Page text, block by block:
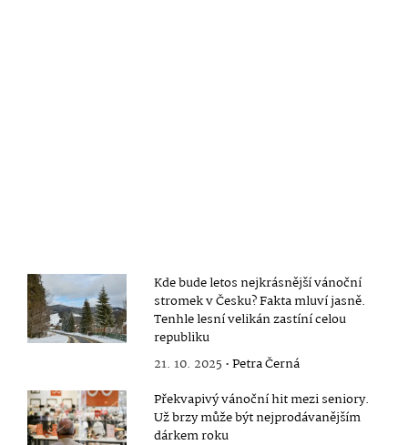
Kde bude letos nejkrásnější vánoční
stromek v Česku? Fakta mluví jasně.
Tenhle lesní velikán zastíní celou
republiku
21. 10. 2025 •Petra Černá
Překvapivý vánoční hit mezi seniory.
Už brzy může být nejprodávanějším
dárkem roku